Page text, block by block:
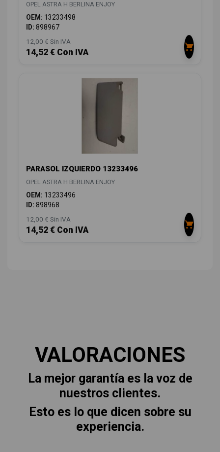
OPEL ASTRA H BERLINA ENJOY
OEM: 13233498
ID: 898967
12,00 € Sin IVA
14,52 € Con IVA
PARASOL IZQUIERDO 13233496
OPEL ASTRA H BERLINA ENJOY
OEM: 13233496
ID: 898968
12,00 € Sin IVA
14,52 € Con IVA
VALORACIONES
La mejor garantía es la voz de
nuestros clientes.
Esto es lo que dicen sobre su
experiencia.